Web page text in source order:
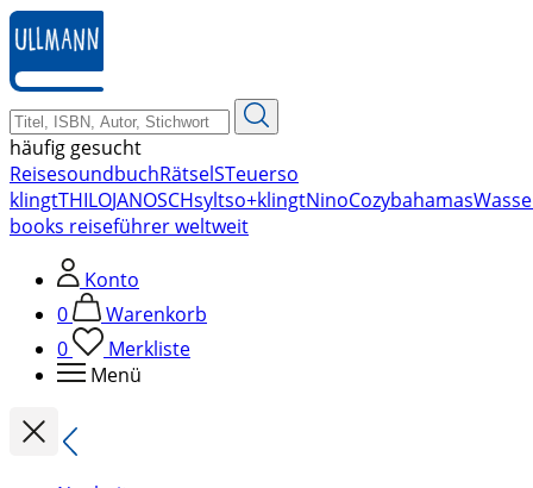
zum
Hauptinhalt
springen
häufig gesucht
ReisesoundbuchRätselSTeuerso
klingtTHILOJANOSCHsyltso+klingtNinoCozybahamas
books reiseführer weltweit
Konto
0
Warenkorb
0
Merkliste
Menü